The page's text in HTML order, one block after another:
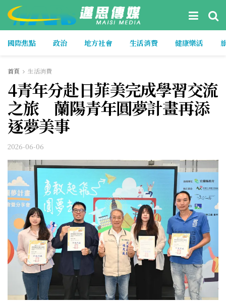
國際焦點 政治 地方社會 生活消費 健康樂活
首頁 生活消費
4青年分赴日菲美完成學習交流
之旅 蘭陽青年圓夢計畫再添
逐夢美事
2026-06-06